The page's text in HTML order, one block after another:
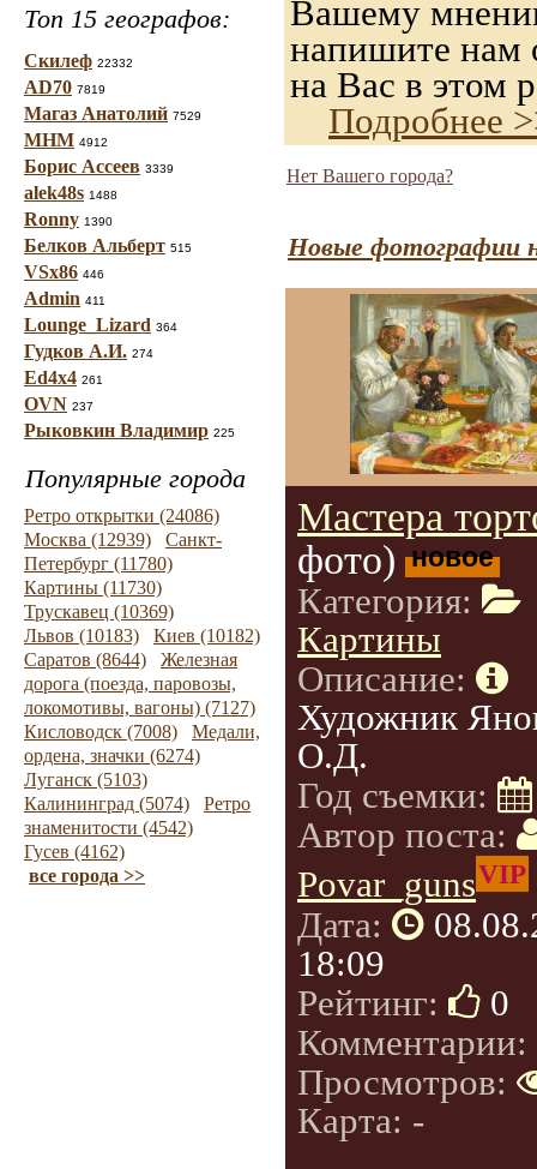
Топ 15 географов:
Скилеф 22332
AD70 7819
Магаз Анатолий 7529
МНМ 4912
Борис Ассеев 3339
alek48s 1488
Ronny 1390
Белков Альберт 515
VSx86 446
Admin 411
Lounge_Lizard 364
Гудков А.И. 274
Ed4x4 261
OVN 237
Рыковкин Владимир 225
Популярные города
Ретро открытки (24086)
Москва (12939)
Санкт-
Петербург (11780)
Картины (11730)
Трускавец (10369)
Львов (10183)
Киев (10182)
Саратов (8644)
Железная
дорога (поезда, паровозы,
локомотивы, вагоны) (7127)
Кисловодск (7008)
Медали,
ордена, значки (6274)
Луганск (5103)
Калининград (5074)
Ретро
знаменитости (4542)
Гусев (4162)
все города >>
Вашему
напишите нам
на Вас в этом
Подробнее
Нет Вашего города?
Новые фотографии
Мастера
фото) новое
Категория:
Картины
Описание:
Художник
О.Д.
Год съемки:
Автор поста:
Povar_gunsVIP
Дата:
18:09
Рейтинг:
0
Комментарии:
Просмотров:
Карта: -